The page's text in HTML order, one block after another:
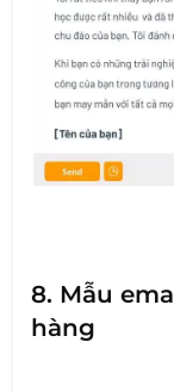
8. Mẫu
hàng